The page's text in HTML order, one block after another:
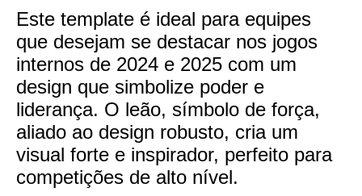
Este template é ideal para equipes
que desejam se destacar nos jogos
internos de 2024 e 2025 com um
design que simbolize poder e
liderança. O leão, símbolo de força,
aliado ao design robusto, cria um
visual forte e inspirador, perfeito para
competições de alto nível.